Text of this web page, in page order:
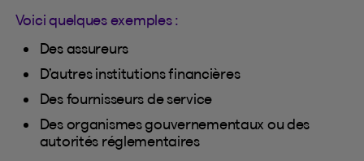
Voici quelques exemples :
Des assureurs
D’autres institutions financières
Des fournisseurs de service
Des organismes gouvernementaux ou des
autorités réglementaires